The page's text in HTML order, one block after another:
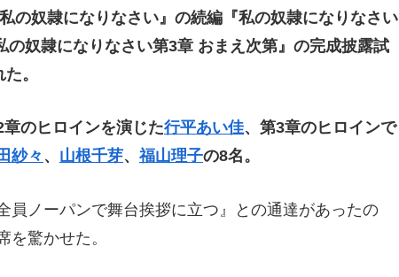
の奴隷になりなさい』の続編『私の奴隷になりなさい
奴隷になりなさい第3章 おまえ次第』の完成披露試
。
のヒロインを演じた行平あい佳、第3章のヒロインで
紗々 、 山根千芽、 福山理子の8名。
員ノーパンで舞台挨拶に立つ』との通達があったの
驚かせた。